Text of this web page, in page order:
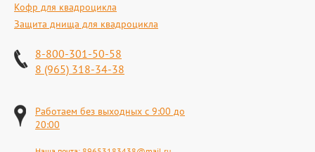
Кофр для квадроцикла
Защита днища для квадроцикла
8-800-301-50-58
8 (965) 318-34-38
Работаем без выходных с 9:00 до
20:00